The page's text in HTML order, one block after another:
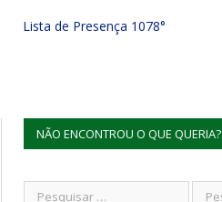
Lista de Presença 1078°
NÃO ENCONTROU O QUE QUERIA?